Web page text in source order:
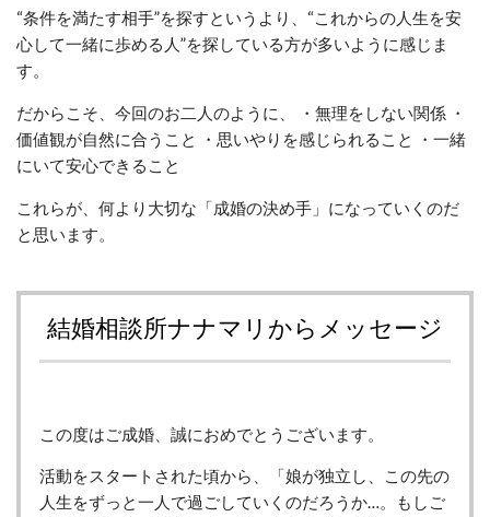
“条件を満たす相手”を探すというより、“これからの人生を安
心して一緒に歩める人”を探している方が多いように感じま
す。
だからこそ、今回のお二人のように、 ・無理をしない関係 ・
価値観が自然に合うこと ・思いやりを感じられること ・一緒
にいて安心できること
これらが、何より大切な「成婚の決め手」になっていくのだ
と思います。
結婚相談所ナナマリからメッセージ
この度はご成婚、誠におめでとうございます。
活動をスタートされた頃から、「娘が独立し、この先の
人生をずっと一人で過ごしていくのだろうか…。もしご